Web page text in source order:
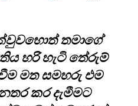
තමාගේ
හරි හැටි තේරුම්
මත සමහරු එම
කර දැමීමට